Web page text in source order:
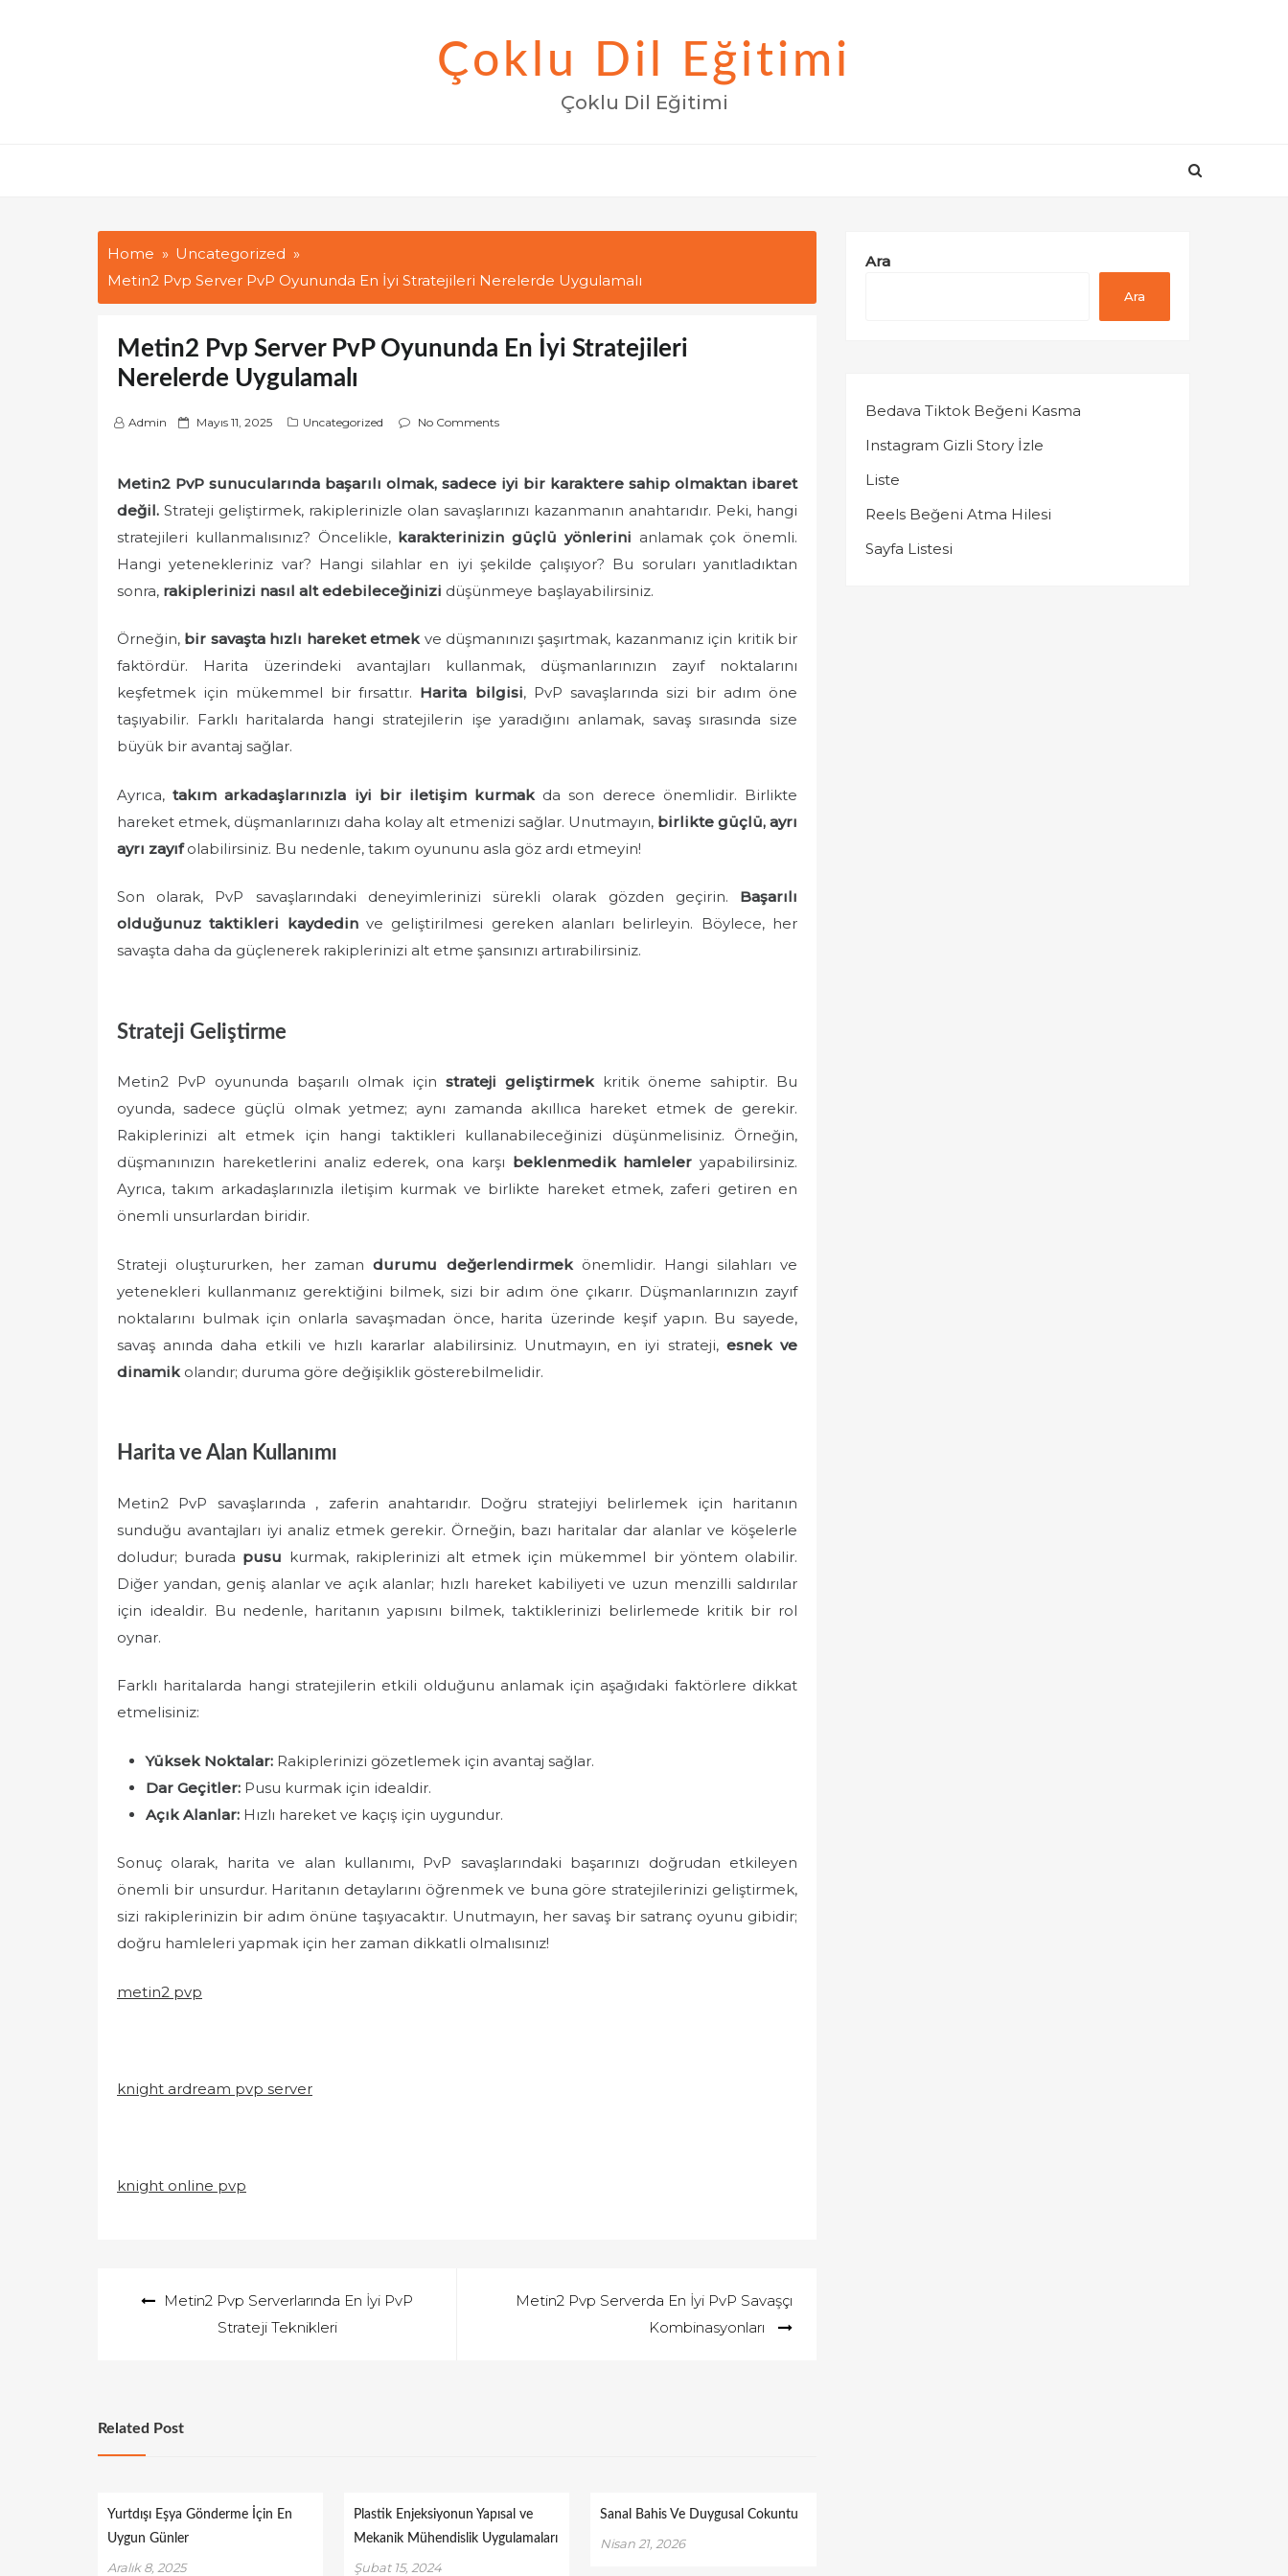
Çoklu Dil Eğitimi
Çoklu Dil Eğitimi
Home
Uncategorized
Metin2 Pvp Server PvP Oyununda En İyi Stratejileri Nerelerde Uygulamalı
Metin2 Pvp Server PvP Oyununda En İyi Stratejileri
Nerelerde Uygulamalı
Admin
P
t
e
n
Mayıs 11, 2025 Uncategorized No Comments
Metin2 PvP sunucularında başarılı olmak, sadece iyi bir karaktere sahip olmaktan ibaret
değil. Strateji geliştirmek, rakiplerinizle olan savaşlarınızı kazanmanın anahtarıdır. Peki, hangi
stratejileri kullanmalısınız? Öncelikle, karakterinizin güçlü yönlerini anlamak çok önemli.
Hangi yetenekleriniz var? Hangi silahlar en iyi şekilde çalışıyor? Bu soruları yanıtladıktan
sonra, rakiplerinizi nasıl alt edebileceğinizi düşünmeye başlayabilirsiniz.
Örneğin, bir savaşta hızlı hareket etmekve düşmanınızı şaşırtmak, kazanmanız için kritik bir
faktördür. Harita üzerindeki avantajları kullanmak, düşmanlarınızın zayıf noktalarını
keşfetmek için mükemmel bir fırsattır. Harita bilgisi, PvP savaşlarında sizi bir adım öne
taşıyabilir. Farklı haritalarda hangi stratejilerin işe yaradığını anlamak, savaş sırasında size
büyük bir avantaj sağlar.
Ayrıca,takım arkadaşlarınızla iyi bir iletişim kurmak da son derece önemlidir. Birlikte
hareket etmek, düşmanlarınızı daha kolay alt etmenizi sağlar. Unutmayın, birlikte güçlü, ayrı
ayrı zayıfolabilirsiniz. Bu nedenle, takım oyununu asla göz ardı etmeyin!
Son olarak, PvP savaşlarındaki deneyimlerinizi sürekli olarak gözden geçirin. Başarılı
olduğunuz taktikleri kaydedinve geliştirilmesi gereken alanları belirleyin. Böylece, her
savaşta daha da güçlenerek rakiplerinizi alt etme şansınızı artırabilirsiniz.
Strateji Geliştirme
Metin2 PvP oyununda başarılı olmak için strateji geliştirmekkritik öneme sahiptir. Bu
oyunda, sadece güçlü olmak yetmez; aynı zamanda akıllıca hareket etmek de gerekir.
Rakiplerinizi alt etmek için hangi taktikleri kullanabileceğinizi düşünmelisiniz. Örneğin,
düşmanınızın hareketlerini analiz ederek, ona karşı beklenmedik hamleler yapabilirsiniz.
Ayrıca, takım arkadaşlarınızla iletişim kurmak ve birlikte hareket etmek, zaferi getiren en
önemli unsurlardan biridir.
Strateji oluştururken, her zamandurumu değerlendirmekönemlidir. Hangi silahları ve
yetenekleri kullanmanız gerektiğini bilmek, sizi bir adım öne çıkarır. Düşmanlarınızın zayıf
noktalarını bulmak için onlarla savaşmadan önce, harita üzerinde keşif yapın. Bu sayede,
savaş anında daha etkili ve hızlı kararlar alabilirsiniz. Unutmayın, en iyi strateji, esnek ve
dinamik olandır; duruma göre değişiklik gösterebilmelidir.
Harita ve Alan Kullanımı
Metin2 PvP savaşlarında , zaferin anahtarıdır. Doğru stratejiyi belirlemek için haritanın
sunduğu avantajları iyi analiz etmek gerekir. Örneğin, bazı haritalar dar alanlar ve köşelerle
doludur; burada pusu kurmak, rakiplerinizi alt etmek için mükemmel bir yöntem olabilir.
Diğer yandan, geniş alanlar ve açık alanlar; hızlı hareket kabiliyeti ve uzun menzilli saldırılar
için idealdir. Bu nedenle, haritanın yapısını bilmek, taktiklerinizi belirlemede kritik bir rol
oynar.
Farklı haritalarda hangi stratejilerin etkili olduğunu anlamak için aşağıdaki faktörlere dikkat
etmelisiniz:
Yüksek Noktalar: Rakiplerinizi gözetlemek için avantaj sağlar.
Dar Geçitler: Pusu kurmak için idealdir.
Açık Alanlar: Hızlı hareket ve kaçış için uygundur.
Sonuç olarak, harita ve alan kullanımı, PvP savaşlarındaki başarınızı doğrudan etkileyen
önemli bir unsurdur. Haritanın detaylarını öğrenmek ve buna göre stratejilerinizi geliştirmek,
sizi rakiplerinizin bir adım önüne taşıyacaktır. Unutmayın, her savaş bir satranç oyunu gibidir;
doğru hamleleri yapmak için her zaman dikkatli olmalısınız!
metin2 pvp
knight ardream pvp server
knight online pvp
gezinmesi
Metin2 Pvp Serverlarında En İyi PvP
Strateji Teknikleri
Metin2 Pvp Serverda En İyi PvP Savaşçı
Kombinasyonları
Related Post
Yurtdışı Eşya Gönderme İçin En
Uygun Günler
Aralık 8, 2025
Plastik Enjeksiyonun Yapısal ve
Mekanik Mühendislik Uygulamaları
Şubat 15, 2024
Sanal Bahis Ve Duygusal Cokuntu
Nisan 21, 2026
Ara
Ara
Bedava Tiktok Beğeni Kasma
Instagram Gizli Story İzle
Liste
Reels Beğeni Atma Hilesi
Sayfa Listesi